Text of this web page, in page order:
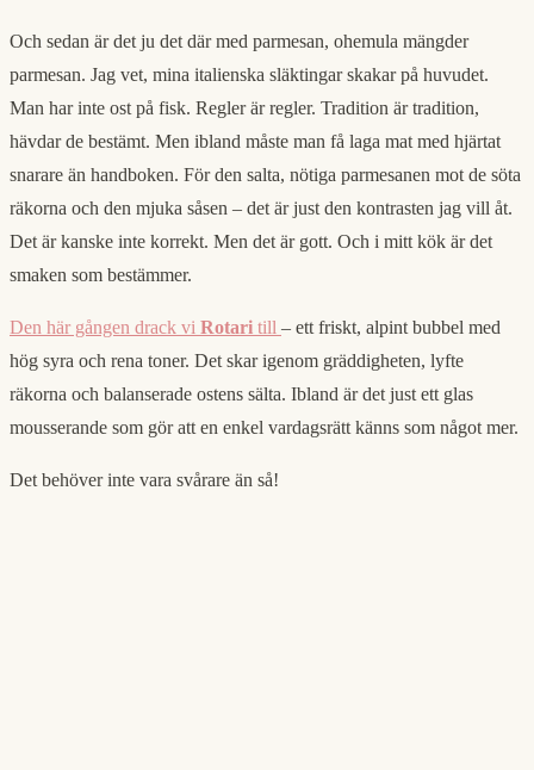
Och sedan är det ju det där med parmesan, ohemula mängder
parmesan. Jag vet, mina italienska släktingar skakar på huvudet.
Man har inte ost på fisk. Regler är regler. Tradition är tradition,
hävdar de bestämt. Men ibland måste man få laga mat med hjärtat
snarare än handboken. För den salta, nötiga parmesanen mot de söta
räkorna och den mjuka såsen – det är just den kontrasten jag vill åt.
Det är kanske inte korrekt. Men det är gott. Och i mitt kök är det
smaken som bestämmer.
Den här gången drack vi Rotari till – ett friskt, alpint bubbel med
hög syra och rena toner. Det skar igenom gräddigheten, lyfte
räkorna och balanserade ostens sälta. Ibland är det just ett glas
mousserande som gör att en enkel vardagsrätt känns som något mer.
Det behöver inte vara svårare än så!